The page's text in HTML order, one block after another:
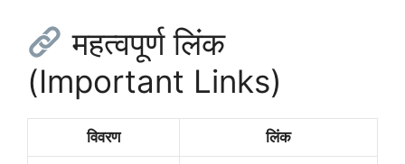
महत्वपूर्ण लिंक
(Important Links)
विवरण लिंक